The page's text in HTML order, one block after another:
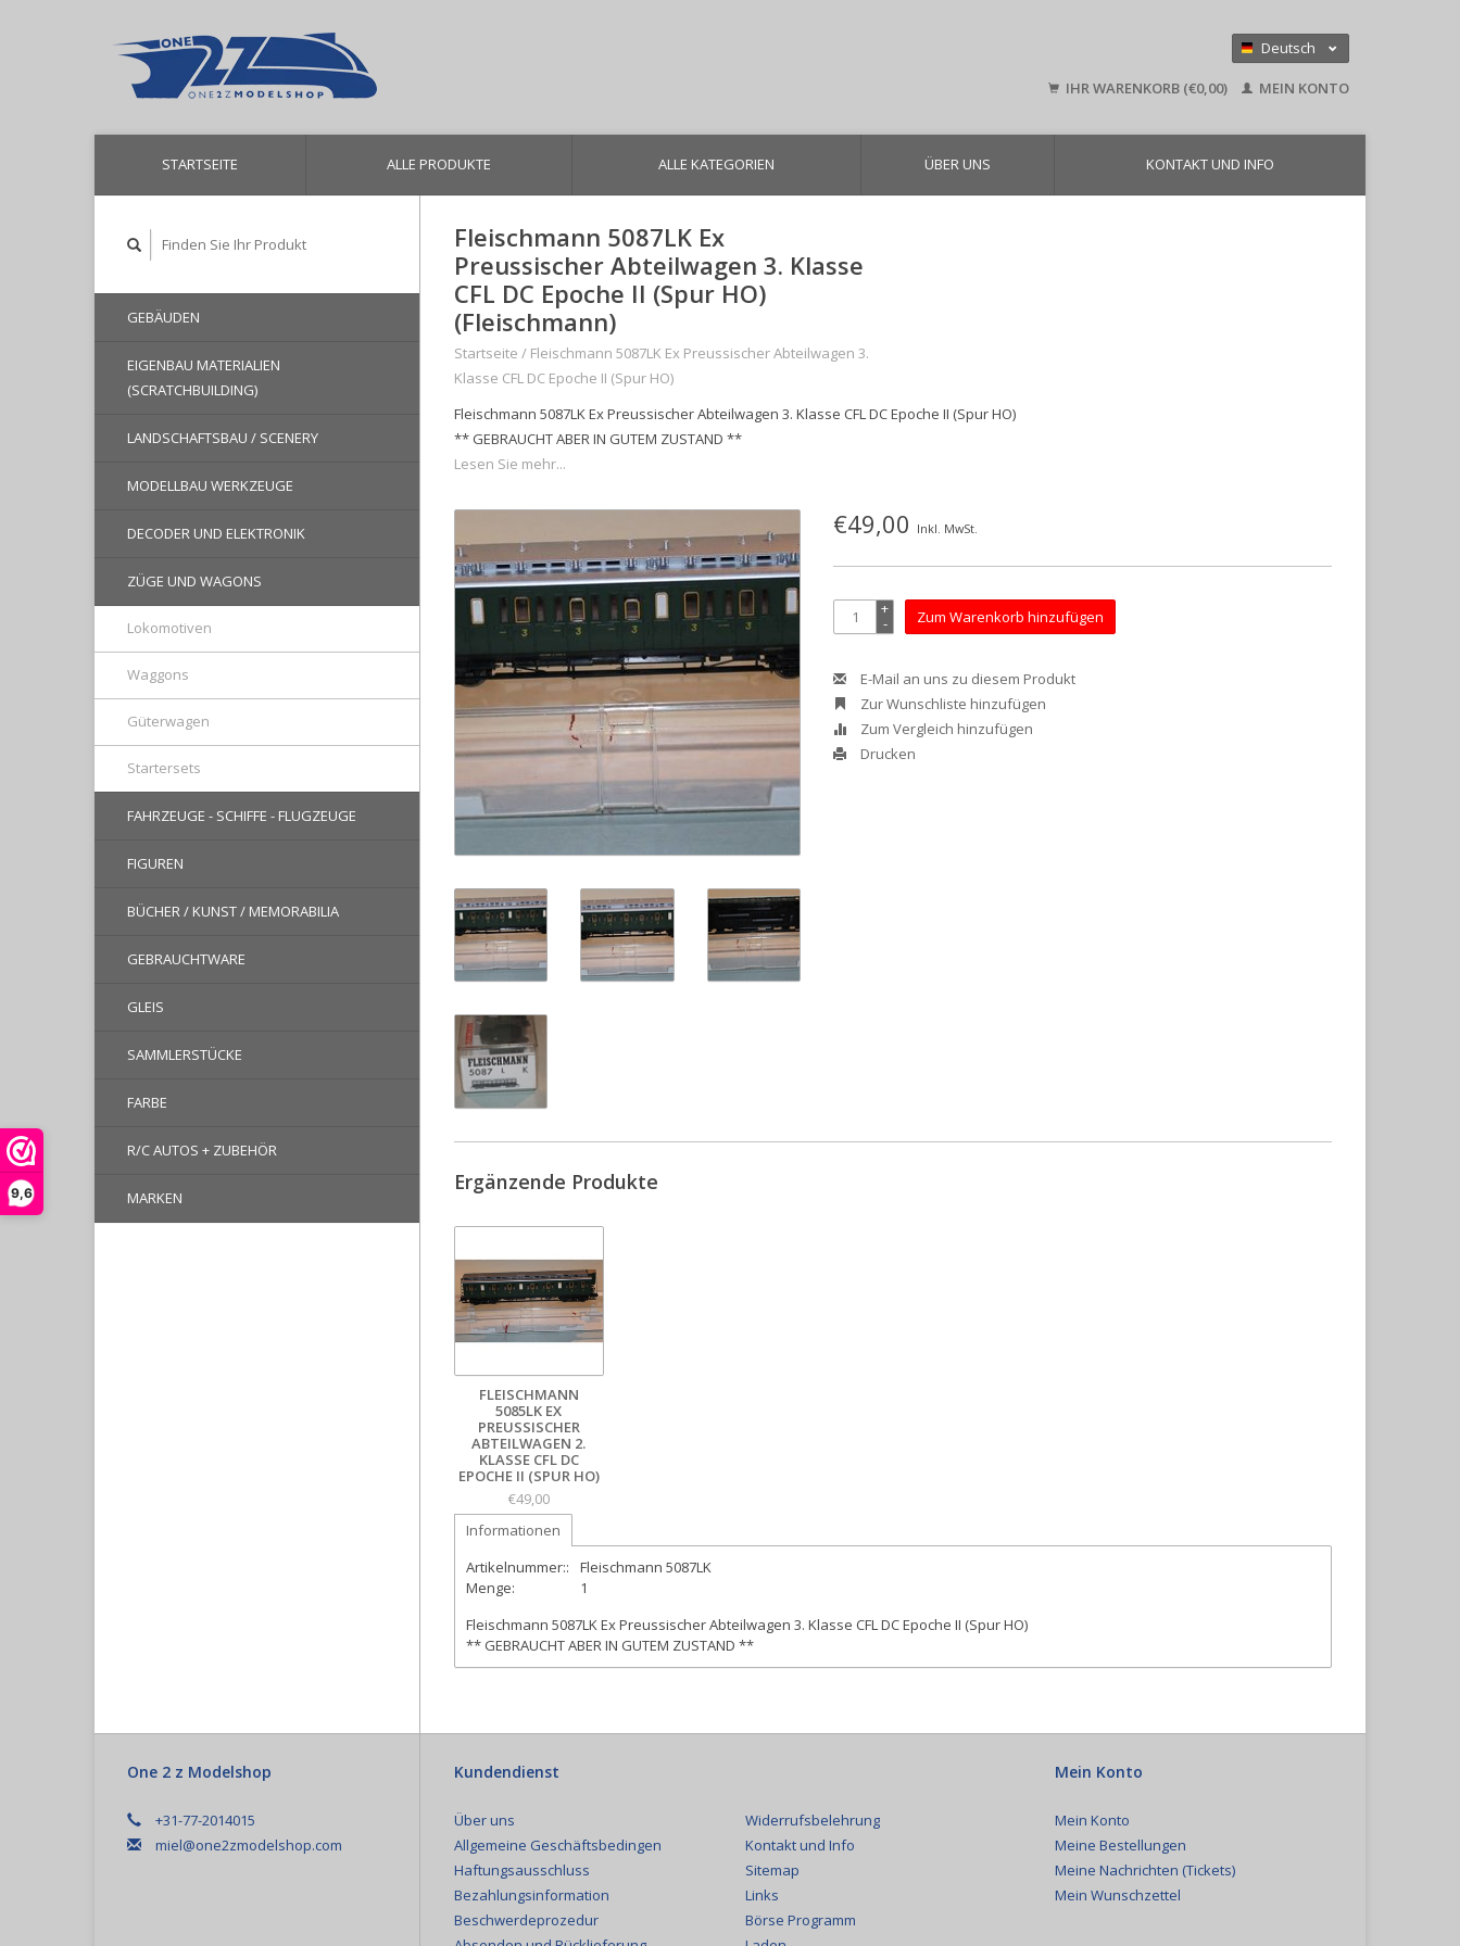
9,6
Deutsch
English
IHR WARENKORB (€0,00) MEIN KONTO
STARTSEITE ALLE PRODUKTE ALLE KATEGORIEN ÜBER UNS KONTAKT UND INFO
GEBÄUDEN
EIGENBAU MATERIALIEN
(SCRATCHBUILDING)
LANDSCHAFTSBAU / SCENERY
MODELLBAU WERKZEUGE
DECODER UND ELEKTRONIK
ZÜGE UND WAGONS
Lokomotiven
Waggons
Güterwagen
Startersets
FAHRZEUGE - SCHIFFE - FLUGZEUGE
FIGUREN
BÜCHER / KUNST / MEMORABILIA
GEBRAUCHTWARE
GLEIS
SAMMLERSTÜCKE
FARBE
R/C AUTOS + ZUBEHÖR
MARKEN
Fleischmann 5087LK Ex
Preussischer Abteilwagen 3. Klasse
CFL DC Epoche II (Spur HO)
(Fleischmann)
Startseite / Fleischmann 5087LK Ex Preussischer Abteilwagen 3.
Klasse CFL DC Epoche II (Spur HO)
Fleischmann 5087LK Ex Preussischer Abteilwagen 3. Klasse CFL DC Epoche II (Spur HO)
** GEBRAUCHT ABER IN GUTEM ZUSTAND **
Lesen Sie mehr...
€49,00 Inkl. MwSt.
+
- Zum Warenkorb hinzufügen
E-Mail an uns zu diesem Produkt
Zur Wunschliste hinzufügen
Zum Vergleich hinzufügen
Drucken
Ergänzende Produkte
FLEISCHMANN
5085LK EX
PREUSSISCHER
ABTEILWAGEN 2.
KLASSE CFL DC
EPOCHE II (SPUR HO)
€49,00
Informationen
Artikelnummer::
Fleischmann 5087LK
Menge:
1
Fleischmann 5087LK Ex Preussischer Abteilwagen 3. Klasse CFL DC Epoche II (Spur HO)
** GEBRAUCHT ABER IN GUTEM ZUSTAND **
One 2 z Modelshop
+31-77-2014015
miel@one2zmodelshop.com
Kundendienst
Über uns
Allgemeine Geschäftsbedingen
Haftungsausschluss
Bezahlungsinformation
Beschwerdeprozedur
Widerrufsbelehrung
Kontakt und Info
Sitemap
Links
Börse Programm
Mein Konto
Mein Konto
Meine Bestellungen
Meine Nachrichten (Tickets)
Mein Wunschzettel